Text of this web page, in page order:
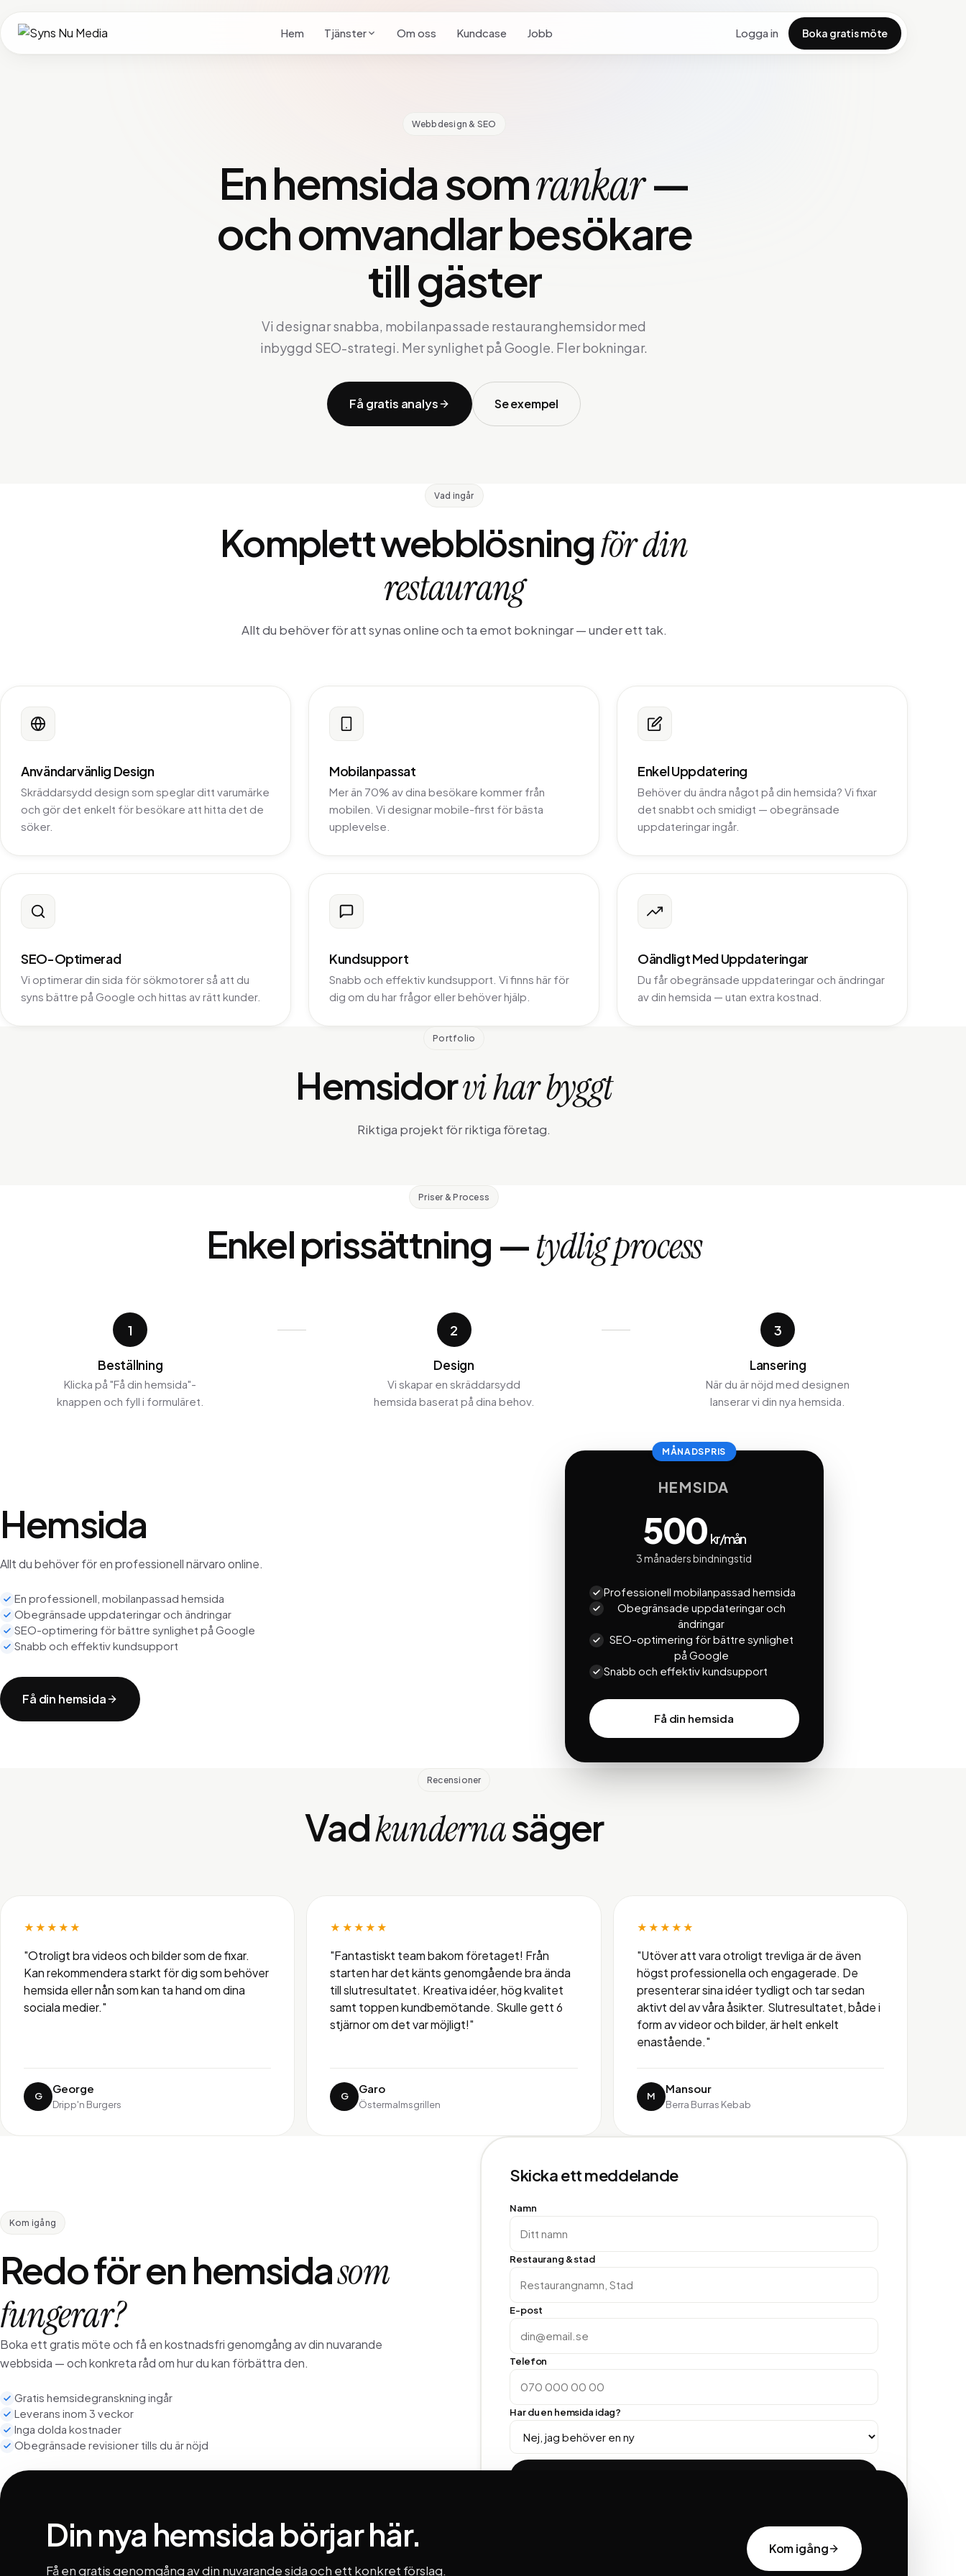
Hem Tjänster Om oss Kundcase Jobb Logga in Boka gratis möte
Webbdesign & SEO
En hemsida somrankar—
och omvandlar besökare
till gäster
Vi designar snabba, mobilanpassade restauranghemsidor med
inbyggd SEO-strategi. Mer synlighet på Google. Fler bokningar.
Få gratis analys Se exempel
Vad ingår
Komplett webblösningför din
restaurang
Allt du behöver för att synas online och ta emot bokningar — under ett tak.
Användarvänlig Design
Skräddarsydd design som speglar ditt varumärke
och gör det enkelt för besökare att hitta det de
söker.
Mobilanpassat
Mer än 70% av dina besökare kommer från
mobilen. Vi designar mobile-first för bästa
upplevelse.
Enkel Uppdatering
Behöver du ändra något på din hemsida? Vi fixar
det snabbt och smidigt — obegränsade
uppdateringar ingår.
SEO-Optimerad
Vi optimerar din sida för sökmotorer så att du
syns bättre på Google och hittas av rätt kunder.
Kundsupport
Snabb och effektiv kundsupport. Vi finns här för
dig om du har frågor eller behöver hjälp.
Oändligt Med Uppdateringar
Du får obegränsade uppdateringar och ändringar
av din hemsida — utan extra kostnad.
Portfolio
Hemsidorvi har byggt
Riktiga projekt för riktiga företag.
Priser & Process
Enkel prissättning —tydlig process
1
Beställning
Klicka på "Få din hemsida"-
knappen och fyll i formuläret.
2
Design
Vi skapar en skräddarsydd
hemsida baserat på dina behov.
3
Lansering
När du är nöjd med designen
lanserar vi din nya hemsida.
Hemsida
Allt du behöver för en professionell närvaro online.
En professionell, mobilanpassad hemsida
Obegränsade uppdateringar och ändringar
SEO-optimering för bättre synlighet på Google
Snabb och effektiv kundsupport
Få din hemsida
MÅNADSPRIS
HEMSIDA
500 kr/mån
3 månaders bindningstid
Professionell mobilanpassad hemsida
Obegränsade uppdateringar och
ändringar
SEO-optimering för bättre synlighet
på Google
Snabb och effektiv kundsupport
Få din hemsida
Recensioner
Vadkundernasäger
★★★★★
"Otroligt bra videos och bilder som de fixar.
Kan rekommendera starkt för dig som behöver
hemsida eller nån som kan ta hand om dina
sociala medier."
G
George
Dripp'n Burgers
★★★★★
"Fantastiskt team bakom företaget! Från
starten har det känts genomgående bra ända
till slutresultatet. Kreativa idéer, hög kvalitet
samt toppen kundbemötande. Skulle gett 6
stjärnor om det var möjligt!"
G
Garo
Östermalmsgrillen
★★★★★
"Utöver att vara otroligt trevliga är de även
högst professionella och engagerade. De
presenterar sina idéer tydligt och tar sedan
aktivt del av våra åsikter. Slutresultatet, både i
form av videor och bilder, är helt enkelt
enastående."
M
Mansour
Berra Burras Kebab
Kom igång
Redo för en hemsidasom
fungerar?
Boka ett gratis möte och få en kostnadsfri genomgång av din nuvarande
webbsida — och konkreta råd om hur du kan förbättra den.
Gratis hemsidegranskning ingår
Leverans inom 3 veckor
Inga dolda kostnader
Obegränsade revisioner tills du är nöjd
Skicka ett meddelande
Namn
Restaurang & stad
E-post
Telefon
Har du en hemsida idag?
Din nya hemsida börjar här.
Få en gratis genomgång av din nuvarande sida och ett konkret förslag.
Kom igång